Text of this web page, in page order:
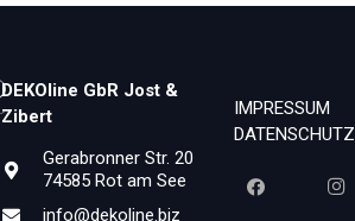
DEKOline GbR Jost &
Zibert
Gerabronner Str. 20
74585 Rot am See
info@dekoline.biz
IMPRESSUM
DATENSCHUTZ